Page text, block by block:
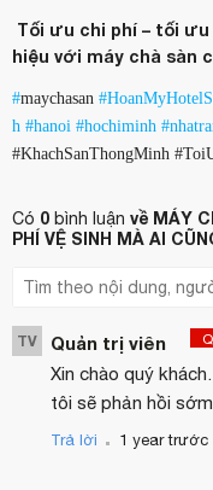
Tối ưu chi phí – tối
hiệu với máy chà sàn
#maychasan
h #hanoi #hochiminh
#KhachSanThongMinh
Có 0 bình luận về MÁY
PHÍ VỆ SINH MÀ AI
TV Quản trị viên
Xin chào quý
tôi sẽ phản hồi sớm
Trả lời . 1 year trước